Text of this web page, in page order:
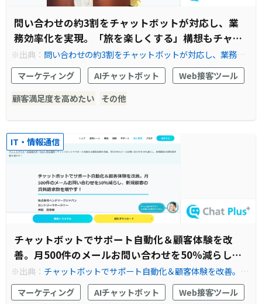
問い合わせの約3割をチャットボットが対応し、業
務効率化を実現。「旅を楽しくする」構想もチャレ
ンジ開始
※出典： 問い合わせの約3割をチャットボットが対応し、業務効
率化を実現。「旅を楽しくする」構想もチャレンジ開始導入事
例 チャットプラス | ChatPlus
マーケティング AIチャットボット
Web接客ツール
顧客満足度を高めたい
その他
IT・情報通信
チャットボットでサポート自動化＆顧客体験を改
善。月500件のメールお問い合わせを50％減らし、
新規顧客の資料請求数を増やす！
※出典： チャットボットでサポート自動化＆顧客体験を改善。月
500件のメールお問い合わせを50％減らし、新規顧客の資料請求
数を増やす！導入事例 チャットプラス | ChatPlus
マーケティング AIチャットボット
Web接客ツール